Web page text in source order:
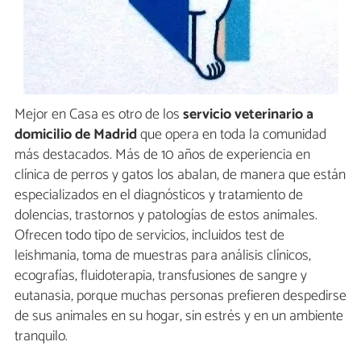
Mejor en Casa es otro de losservicio veterinario a
domicilio de Madridque opera en toda la comunidad
más destacados. Más de 10 años de experiencia en
clínica de perros y gatos los abalan, de manera que están
especializados en el diagnósticos y tratamiento de
dolencias, trastornos y patologías de estos animales.
Ofrecen todo tipo de servicios, incluidos test de
leishmania, toma de muestras para análisis clínicos,
ecografías, fluidoterapia, transfusiones de sangre y
eutanasia, porque muchas personas prefieren despedirse
de sus animales en su hogar, sin estrés y en un ambiente
tranquilo.